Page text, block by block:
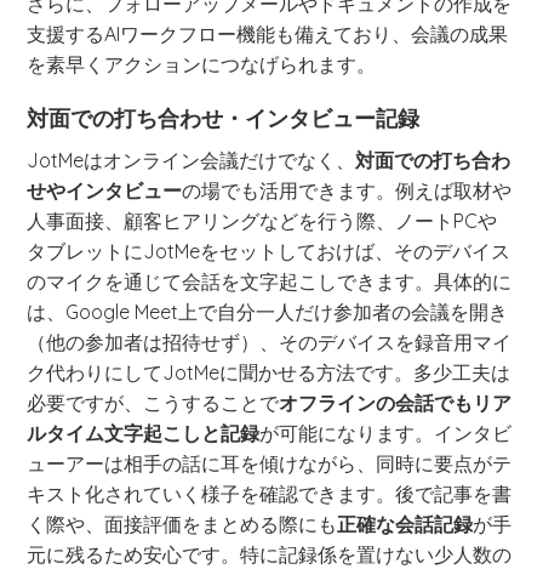
支援するAIワークフロー機能も備えており、会議の成果
を素早くアクションにつなげられます。
対面での打ち合わせ・インタビュー記録
JotMeはオンライン会議だけでなく、対面での打ち合わ
せやインタビューの場でも活用できます。例えば取材や
人事面接、顧客ヒアリングなどを行う際、ノートPCや
タブレットにJotMeをセットしておけば、そのデバイス
のマイクを通じて会話を文字起こしできます。具体的に
は、Google Meet上で自分一人だけ参加者の会議を開き
（他の参加者は招待せず）、そのデバイスを録音用マイ
ク代わりにしてJotMeに聞かせる方法です。多少工夫は
必要ですが、こうすることでオフラインの会話でもリア
ルタイム文字起こしと記録が可能になります。インタビ
ューアーは相手の話に耳を傾けながら、同時に要点がテ
キスト化されていく様子を確認できます。後で記事を書
く際や、面接評価をまとめる際にも正確な会話記録が手
元に残るため安心です。特に記録係を置けない少人数の